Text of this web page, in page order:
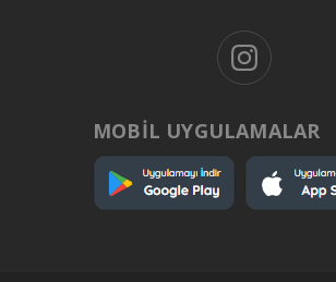
MOBİL UYGULAMALAR